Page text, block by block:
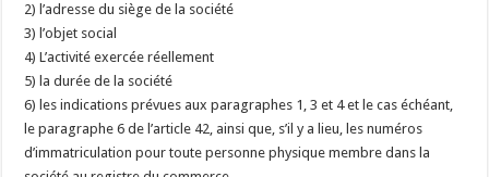
2) l’adresse du siège de la société
3) l’objet social
4) L’activité exercée réellement
5) la durée de la société
6) les indications prévues aux paragraphes 1, 3 et 4 et le cas échéant,
le paragraphe 6 de l’article 42, ainsi que, s’il y a lieu, les numéros
d’immatriculation pour toute personne physique membre dans la